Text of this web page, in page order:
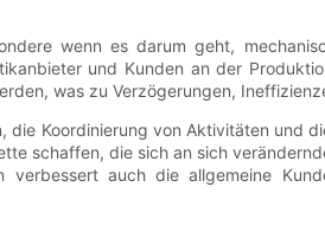
wenn es darum geht,
und Kunden an der
was zu Verzögerungen,
Koordinierung von Aktivitäten und
schaffen, die sich an sich
auch die allgemeine